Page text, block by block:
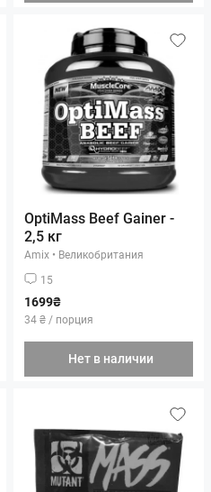
OptiMass Beef Gainer -
2,5 кг
Amix • Великобритания
15
1699₴
34 ₴ / порция
Нет в наличии